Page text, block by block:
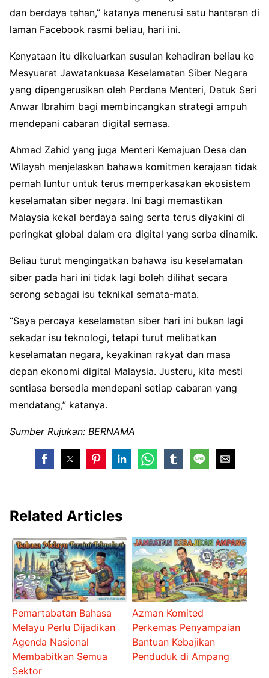
dan berdaya tahan,” katanya menerusi satu hantaran di
laman Facebook rasmi beliau, hari ini.
Kenyataan itu dikeluarkan susulan kehadiran beliau ke
Mesyuarat Jawatankuasa Keselamatan Siber Negara
yang dipengerusikan oleh Perdana Menteri, Datuk Seri
Anwar Ibrahim bagi membincangkan strategi ampuh
mendepani cabaran digital semasa.
Ahmad Zahid yang juga Menteri Kemajuan Desa dan
Wilayah menjelaskan bahawa komitmen kerajaan tidak
pernah luntur untuk terus memperkasakan ekosistem
keselamatan siber negara. Ini bagi memastikan
Malaysia kekal berdaya saing serta terus diyakini di
peringkat global dalam era digital yang serba dinamik.
Beliau turut mengingatkan bahawa isu keselamatan
siber pada hari ini tidak lagi boleh dilihat secara
serong sebagai isu teknikal semata-mata.
“Saya percaya keselamatan siber hari ini bukan lagi
sekadar isu teknologi, tetapi turut melibatkan
keselamatan negara, keyakinan rakyat dan masa
depan ekonomi digital Malaysia. Justeru, kita mesti
sentiasa bersedia mendepani setiap cabaran yang
mendatang,” katanya.
Sumber Rujukan: BERNAMA
Related Articles
Pemartabatan Bahasa
Melayu Perlu Dijadikan
Agenda Nasional
Membabitkan Semua
Sektor
Azman Komited
Perkemas Penyampaian
Bantuan Kebajikan
Penduduk di Ampang